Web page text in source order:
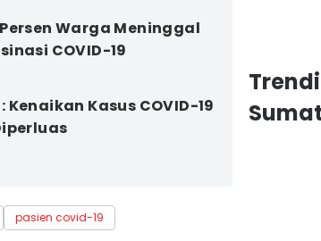
Warga Meninggal
COVID-19
Kenaikan Kasus COVID-19
pasien covid-19